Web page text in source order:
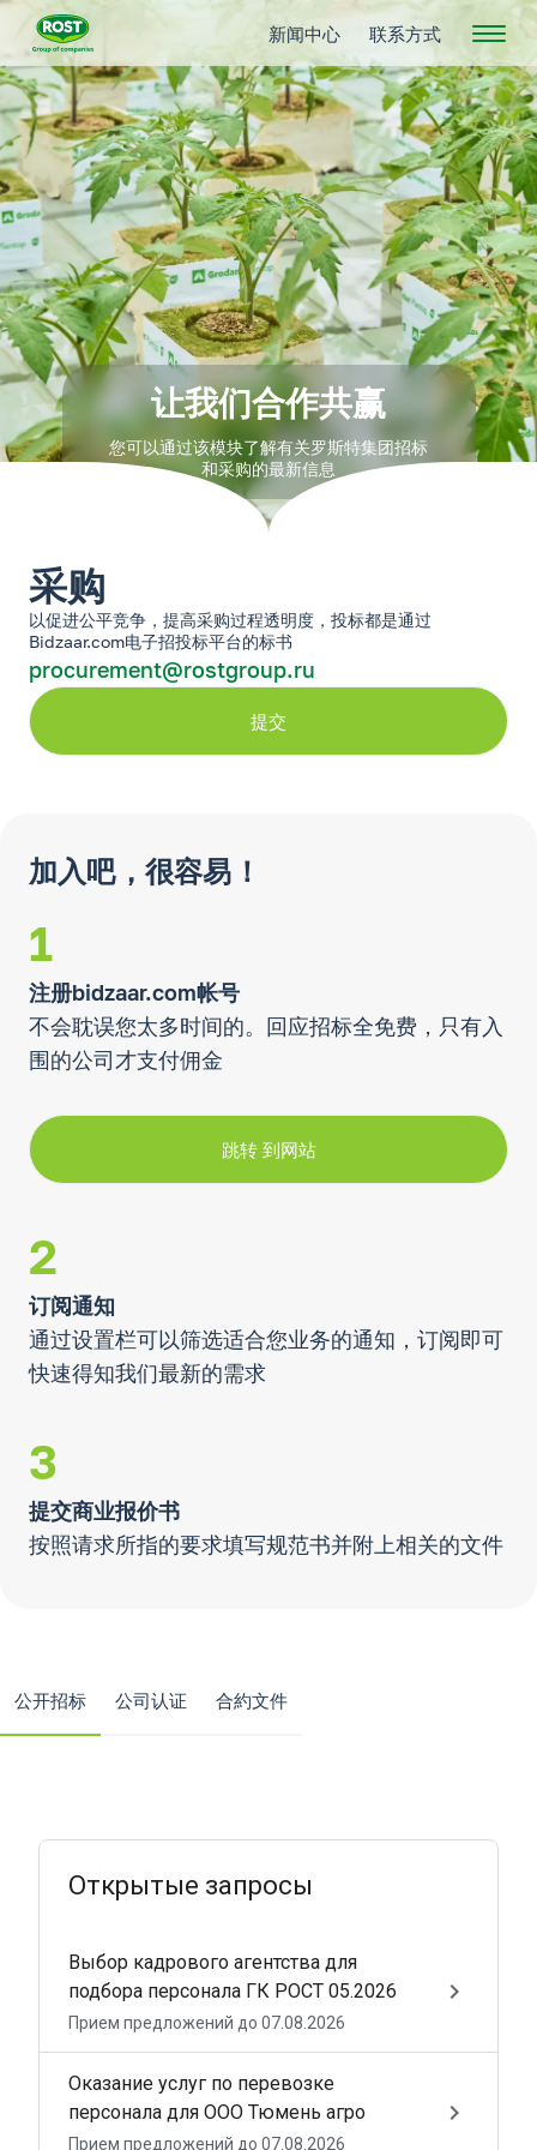
新闻中心 联系方式
让我们合作共赢
您可以通过该模块了解有关罗斯特集团招标
和采购的最新信息
采购
以促进公平竞争，提高采购过程透明度，投标都是通过
Bidzaar.com电子招投标平台的标书
提交
procurement@rostgroup.ru
加入吧，很容易！
1
注册bidzaar.com帐号
不会耽误您太多时间的。回应招标全免费，只有入
围的公司才支付佣金
跳转 到网站
2
订阅通知
通过设置栏可以筛选适合您业务的通知，订阅即可
快速得知我们最新的需求
3
提交商业报价书
按照请求所指的要求填写规范书并附上相关的文件
公开招标 公司认证 合約文件